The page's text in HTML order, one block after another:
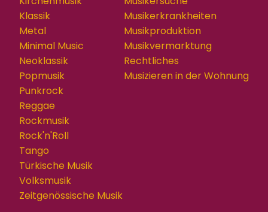
Klassik
Metal
Minimal Music
Neoklassik
Popmusik
Punkrock
Reggae
Rockmusik
Rock'n'Roll
Tango
Türkische Musik
Volksmusik
Zeitgenössische Musik
Musikerkrankheiten
Musikproduktion
Musikvermarktung
Rechtliches
Musizieren in der Wohnung